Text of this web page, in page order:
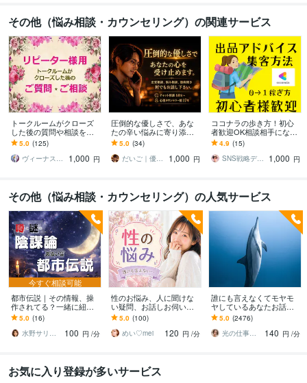
その他（悩み相談・カウンセリング）の関連サービス
トークルームがクローズ
した後の質問や相談を承
ります ※今まで私の施術を
受けたことがない方は、
お申し込みできません
5.0 (125)
ヴィーナス☆パワー
1,000 円
圧倒的な優しさで、あな
たの辛い悩みに寄り添い
ます 恋愛相談、悩み相
談、愚痴聞き、どんな話
でも寄り添い支えます
5.0 (34)
だいご｜優しさの塊みたいなカウンセラー
1,000 円
ココナラの歩き方！初心
者歓迎OK相談相手になり
ます 愚痴聞き、集客方
法、出品アドバイスなど
悩みを解消
4.9 (15)
SNS戦略デザイン｜ケイ
1,000 円
その他（悩み相談・カウンセリング）の人気サービス
今すぐ相談可能
都市伝説｜その情報、操
作されてる？一緒に紐解
きます 陰謀論本当に偶
然？その直感、否定しま
せん。全部お聞きしま
5.0 (16)
水野サリー✨優しく寄り添う話し相手
100 円 /分
性のお悩み、人に聞けな
い疑問、お話しお伺いし
ます 男女の性のお悩み、
人に聞けないお話し何で
もどうぞ！♡
5.0 (100)
めい♡mei
120 円 /分
誰にも言えなくてモヤモ
ヤしているあなたお話伺
います ひとりで抱え込ま
ないで！ちょっと聞いて
ほしい！でも大丈夫❤️
5.0 (2476)
光の仕事人☆picari
140 円 /分
お気に入り登録が多いサービス